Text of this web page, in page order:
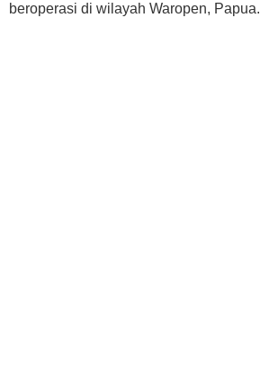
beroperasi di wilayah Waropen, Papua.